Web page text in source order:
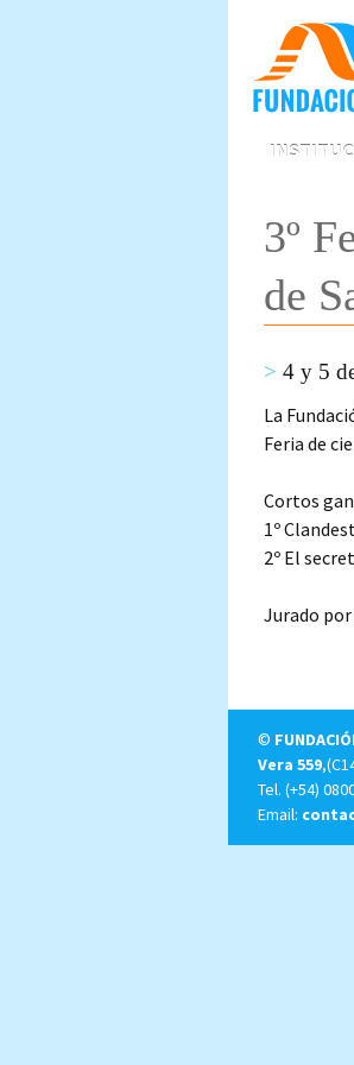
3º
de
4 y 5
La
Feria de
Cortos
1º
2º El
Jurado por
©
Vera 559
Tel. (+54)
Email: